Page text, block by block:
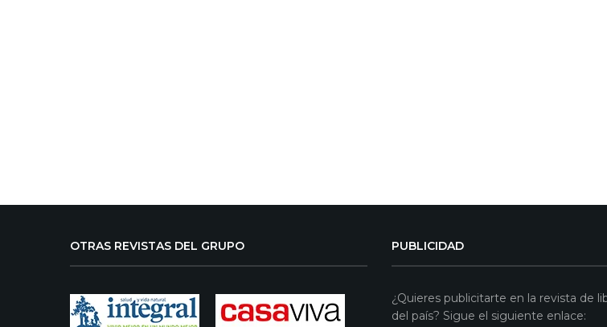
OTRAS REVISTAS DEL GRUPO PUBLICIDAD
¿Quieres publicitarte en la revista de
del país? Sigue el siguiente enlace: